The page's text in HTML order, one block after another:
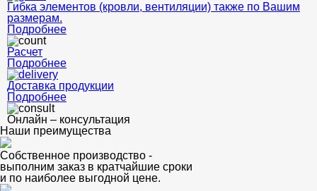
Гибка элементов (кровли, вентиляции) также по Вашим
размерам.
Подробнее
Расчет
Подробнее
Доставка продукции
Подробнее
Онлайн – консультация
Наши преимущества
Собственное производство -
выполним заказ в кратчайшие сроки
и по наиболее выгодной цене.